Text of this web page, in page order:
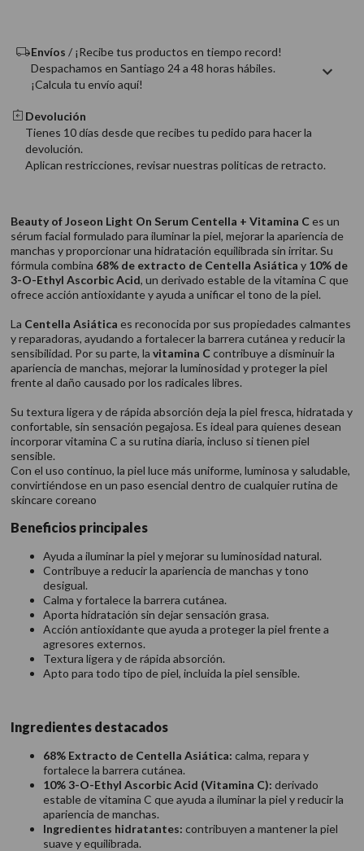
Envíos / ¡Recibe tus productos en tiempo record!
Despachamos en Santiago 24 a 48 horas hábiles.
¡Calcula tu envío aquí!
Devolución
Tienes 10 días desde que recibes tu pedido para hacer la
devolución.
Aplican restricciones, revisar nuestras politicas de retracto.
Beauty of Joseon Light On Serum Centella + Vitamina C es un
sérum facial formulado para iluminar la piel, mejorar la apariencia de
manchas y proporcionar una hidratación equilibrada sin irritar. Su
fórmula combina 68% de extracto de Centella Asiática y 10% de
3-O-Ethyl Ascorbic Acid, un derivado estable de la vitamina C que
ofrece acción antioxidante y ayuda a unificar el tono de la piel.
La Centella Asiática es reconocida por sus propiedades calmantes
y reparadoras, ayudando a fortalecer la barrera cutánea y reducir la
sensibilidad. Por su parte, la vitamina C contribuye a disminuir la
apariencia de manchas, mejorar la luminosidad y proteger la piel
frente al daño causado por los radicales libres.
Su textura ligera y de rápida absorción deja la piel fresca, hidratada y
confortable, sin sensación pegajosa. Es ideal para quienes desean
incorporar vitamina C a su rutina diaria, incluso si tienen piel
sensible.
Con el uso continuo, la piel luce más uniforme, luminosa y saludable,
convirtiéndose en un paso esencial dentro de cualquier rutina de
skincare coreano
Beneficios principales
Ayuda a iluminar la piel y mejorar su luminosidad natural.
Contribuye a reducir la apariencia de manchas y tono
desigual.
Calma y fortalece la barrera cutánea.
Aporta hidratación sin dejar sensación grasa.
Acción antioxidante que ayuda a proteger la piel frente a
agresores externos.
Textura ligera y de rápida absorción.
Apto para todo tipo de piel, incluida la piel sensible.
Ingredientes destacados
68% Extracto de Centella Asiática: calma, repara y
fortalece la barrera cutánea.
10% 3-O-Ethyl Ascorbic Acid (Vitamina C): derivado
estable de vitamina C que ayuda a iluminar la piel y reducir la
apariencia de manchas.
Ingredientes hidratantes: contribuyen a mantener la piel
suave y equilibrada.